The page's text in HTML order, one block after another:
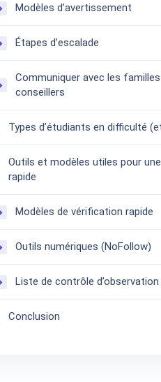
Modèles d’avertissement
Étapes d’escalade
Communiquer avec les
conseillers
Types d’étudiants en difficulté
Outils et modèles utiles pour
rapide
Modèles de vérification rapide
Outils numériques (NoFollow)
Liste de contrôle d’observation
Conclusion